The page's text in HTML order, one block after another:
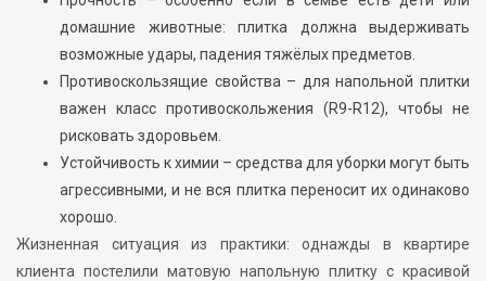
домашние животные: плитка должна выдерживать
возможные удары, падения тяжёлых предметов.
Противоскользящие свойства – для напольной плитки
важен класс противоскольжения (R9-R12), чтобы не
рисковать здоровьем.
Устойчивость к химии – средства для уборки могут быть
агрессивными, и не вся плитка переносит их одинаково
хорошо.
Жизненная ситуация из практики: однажды в квартире
клиента постелили матовую напольную плитку с красивой